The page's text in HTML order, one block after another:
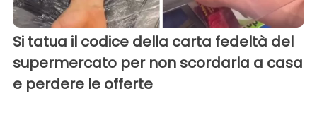
Si tatua il codice della carta fedeltà del
supermercato per non scordarla a casa
e perdere le offerte